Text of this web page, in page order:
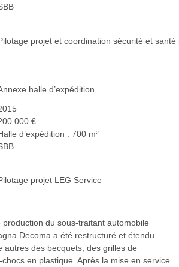
projet et coordination sécurité et santé
halle d’expédition
000 €
d’expédition : 700 m²
projet LEG Service
production du sous-traitant automobile
Decoma a été restructuré et étendu.
autres des becquets, des grilles de
en plastique. Après la mise en service